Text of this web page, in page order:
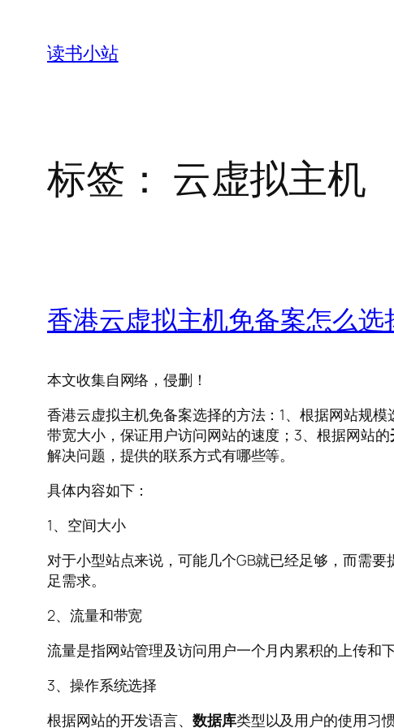
读书小站
标签： 云虚拟主机
香港云虚拟主机免备案怎么
本文收集自网络，侵删！
香港云虚拟主机免备案选择的方法：1、根据网站规
带宽大小，保证用户访问网站的速度；3、根据网站的
解决问题，提供的联系方式有哪些等。
具体内容如下：
1、空间大小
对于小型站点来说，可能几个GB就已经足够，而需
足需求。
2、流量和带宽
流量是指网站管理及访问用户一个月内累积的上传和
3、操作系统选择
根据网站的开发语言、 数据库类型以及用户的使用习